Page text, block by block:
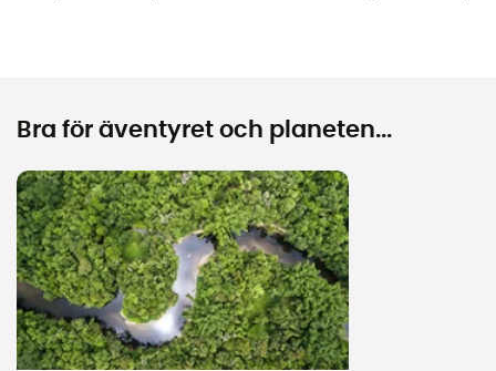
Bra för äventyret och planeten...